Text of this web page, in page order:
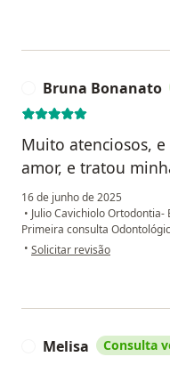
Bruna Bonanato
Muito atenciosos,
amor, e tratou
16 de junho de 2025
• Julio Cavichiolo
Primeira consulta
• na opinião do utilizador
Solicitar revisão
Melisa Consulta